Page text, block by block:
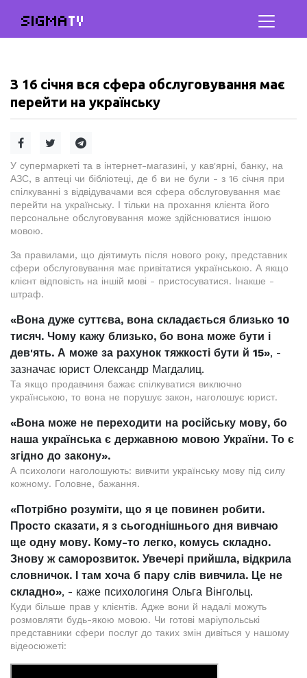
SIGMATV
З 16 січня вся сфера обслуговування має
перейти на українську
У супермаркеті та в інтернет-магазині, у кав'ярні, банку, на
АЗС, в аптеці чи бібліотеці, де б ви не були - з 16 січня при
спілкуванні з відвідувачами вся сфера обслуговування має
перейти на українську. І тільки на прохання клієнта його
персональне обслуговування може здійснюватися іншою
мовою.
За правилами, що діятимуть після нового року, представник
сфери обслуговування має привітатися українською. А якщо
клієнт відповість на іншій мові - пристосуватися. Інакше -
штраф.
«Вона дуже суттєва, вона складається близько 10
тисяч. Чому кажу близько, бо вона може бути і
дев'ять. А може за рахунок тяжкості бути й 15», -
зазначає юрист Олександр Магдалиц.
Та якщо продавчиня бажає спілкуватися виключно
українською, то вона не порушує закон, наголошує юрист.
«Вона може не переходити на російську мову, бо
наша українська є державною мовою України. То є
згідно до закону».
А психологи наголошують: вивчити українську мову під силу
кожному. Головне, бажання.
«Потрібно розуміти, що я це повинен робити.
Просто сказати, я з сьогоднішнього дня вивчаю
ще одну мову. Кому-то легко, комусь складно.
Знову ж саморозвиток. Увечері прийшла, відкрила
словничок. І там хоча б пару слів вивчила. Це не
складно», - каже психологиня Ольга Вінгольц.
Куди більше прав у клієнтів. Адже вони й надалі можуть
розмовляти будь-якою мовою. Чи готові маріупольські
представники сфери послуг до таких змін дивіться у нашому
відеосюжеті: